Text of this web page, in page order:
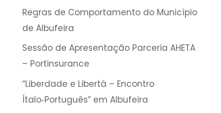
Regras de Comportamento do Município
de Albufeira
Sessão de Apresentação Parceria AHETA
– Portinsurance
“Liberdade e Libertà – Encontro
Ítalo‑Português” em Albufeira